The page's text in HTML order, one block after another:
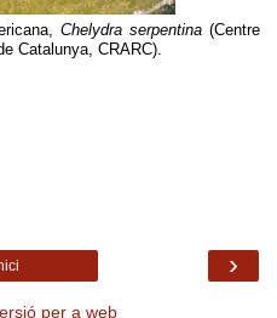
Chelydra serpentina (Centre
Catalunya, CRARC).
›
per a web